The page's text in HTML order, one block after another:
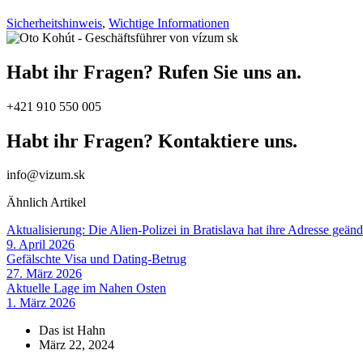
Sicherheitshinweis, Wichtige Informationen
Habt ihr Fragen? Rufen Sie uns an.
+421 910 550 005
Habt ihr Fragen? Kontaktiere uns.
info@vizum.sk
ÄhnlichArtikel
Aktualisierung: Die Alien-Polizei in Bratislava hat ihre Adresse
9. April 2026
Gefälschte Visa und Dating-Betrug
27. März 2026
Aktuelle Lage im Nahen Osten
1. März 2026
Das ist Hahn
März 22, 2024